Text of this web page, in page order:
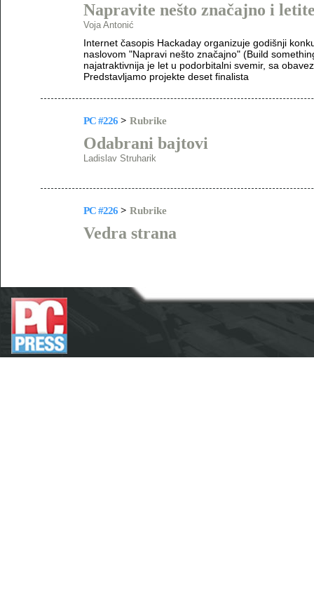
Napravite nešto značajno i
Voja Antonić
Internet časopis Hackaday organizuje godišnji
naslovom "Napravi nešto značajno" (Build
najatraktivnija je let u podorbitalni svemir, sa
Predstavljamo projekte deset finalista
PC #226 > Rubrike
Odabrani bajtovi
Ladislav Struharik
PC #226 > Rubrike
Vedra strana